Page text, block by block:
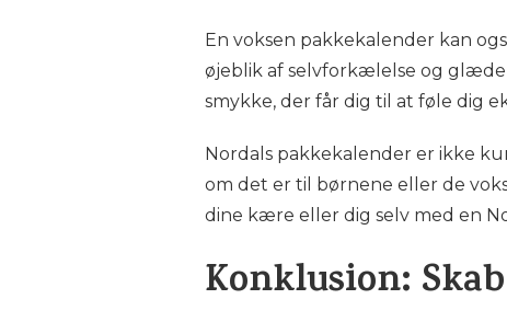
En voksen pakkekalender kan
øjeblik af selvforkælelse og
smykke, der får dig til at føle dig
Nordals pakkekalender er ikke
om det er til børnene eller de
dine kære eller dig selv med en
Konklusion: